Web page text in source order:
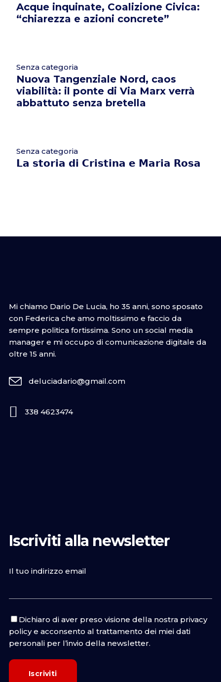
Acque inquinate, Coalizione Civica:
“chiarezza e azioni concrete”
Senza categoria
Nuova Tangenziale Nord, caos
viabilità: il ponte di Via Marx verrà
abbattuto senza bretella
Senza categoria
𝗟𝗮 𝘀𝘁𝗼𝗿𝗶𝗮 𝗱𝗶 𝗖𝗿𝗶𝘀𝘁𝗶𝗻𝗮 𝗲 𝗠𝗮𝗿𝗶𝗮 𝗥𝗼𝘀𝗮
Mi chiamo Dario De Lucia, ho 35 anni, sono sposato
con Federica che amo moltissimo e faccio da
sempre politica fortissima. Sono un social media
manager e mi occupo di comunicazione digitale da
oltre 15 anni.
deluciadario@gmail.com
338 4623474
Iscriviti alla newsletter
Il tuo indirizzo email
Dichiaro di aver preso visione della nostra privacy
policye acconsento al trattamento dei miei dati
personali per l’invio della newsletter.